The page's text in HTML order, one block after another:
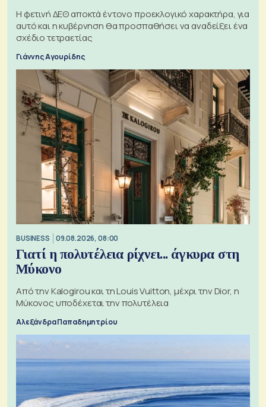
Η φετινή ΔΕΘ αποκτά έντονο προεκλογικό χαρακτήρα, για
αυτό και η κυβέρνηση θα προσπαθήσει να αναδείξει ένα
σχέδιο τετραετίας
Γιάννης Αγουρίδης
BUSINESS 09.08.2026, 08:00
Γιατί η πολυτέλεια ρίχνει... άγκυρα στη
Μύκονο
Από την Kalogirou και τη Louis Vuitton, μέχρι την Dior, η
Μύκονος υποδέχεται την πολυτέλεια
Αλεξάνδρα Παπαδημητρίου